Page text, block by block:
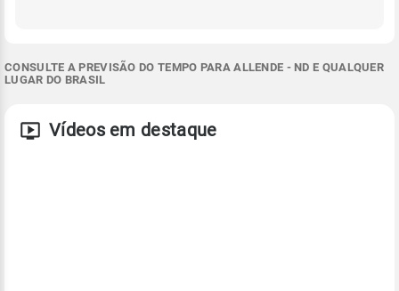
CONSULTE A PREVISÃO DO TEMPO PARA ALLENDE - ND E QUALQUER
LUGAR DO BRASIL
Vídeos em destaque